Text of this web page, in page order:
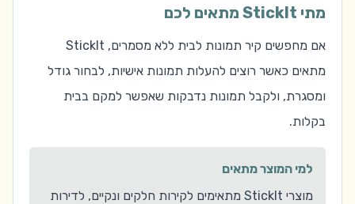
מתי StickIt מתאים לכם
אם מחפשים קיר תמונות לבית ללא מסמרים, StickIt
מתאים כאשר רוצים להעלות תמונות אישיות, לבחור גודל
ומסגרת, ולקבל תמונות נדבקות שאפשר למקם בבית
בקלות.
למי המוצר מתאים
מוצרי StickIt מתאימים לקירות חלקים ונקיים, לדירות